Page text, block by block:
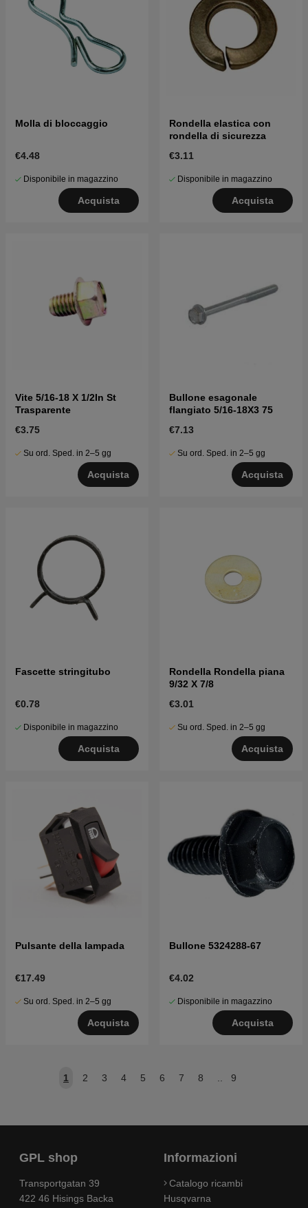
Molla di bloccaggio
€4.48
Disponibile in magazzino
Acquista
Rondella elastica con
rondella di sicurezza
€3.11
Disponibile in magazzino
Acquista
Vite 5/16-18 X 1/2In St
Trasparente
€3.75
Su ord. Sped. in 2–5 gg
Acquista
Bullone esagonale
flangiato 5/16-18X3 75
€7.13
Su ord. Sped. in 2–5 gg
Acquista
Fascette stringitubo
€0.78
Disponibile in magazzino
Acquista
Rondella Rondella piana
9/32 X 7/8
€3.01
Su ord. Sped. in 2–5 gg
Acquista
Pulsante della lampada
€17.49
Su ord. Sped. in 2–5 gg
Acquista
Bullone 5324288-67
€4.02
Disponibile in magazzino
Acquista
1 2 3 4 5 6 7 8 .. 9
GPL shop
Transportgatan 39
422 46 Hisings Backa
Informazioni
Catalogo ricambi
Husqvarna